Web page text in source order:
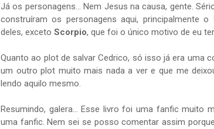
Já os personagens… Nem Jesus na causa, gente.
construíram os personagens aqui, principalmente o
deles, exceto Scorpio, que foi o único motivo de eu
Quanto ao plot de salvar Cedrico, só isso já era uma
um outro plot muito mais nada a ver e que me
lendo aquilo mesmo.
Resumindo, galera... Esse livro foi uma fanfic muito
uma fanfic. Nem sei se posso comentar assim